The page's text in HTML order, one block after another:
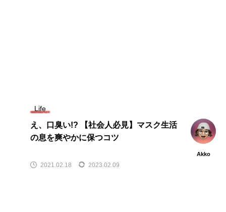
Life
え、口臭い!? 【社会人必見】マスク生活
の息を爽やかに保つコツ
Akko
2021.02.18 2023.02.09